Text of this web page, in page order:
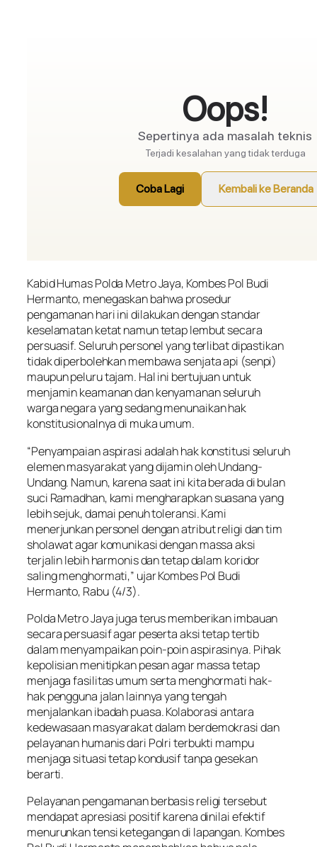
Kabid Humas Polda Metro Jaya, Kombes Pol Budi
Hermanto, menegaskan bahwa prosedur
pengamanan hari ini dilakukan dengan standar
keselamatan ketat namun tetap lembut secara
persuasif. Seluruh personel yang terlibat dipastikan
tidak diperbolehkan membawa senjata api (senpi)
maupun peluru tajam. Hal ini bertujuan untuk
menjamin keamanan dan kenyamanan seluruh
warga negara yang sedang menunaikan hak
konstitusionalnya di muka umum.
“Penyampaian aspirasi adalah hak konstitusi seluruh
elemen masyarakat yang dijamin oleh Undang-
Undang. Namun, karena saat ini kita berada di bulan
suci Ramadhan, kami mengharapkan suasana yang
lebih sejuk, damai penuh toleransi. Kami
menerjunkan personel dengan atribut religi dan tim
sholawat agar komunikasi dengan massa aksi
terjalin lebih harmonis dan tetap dalam koridor
saling menghormati,” ujar Kombes Pol Budi
Hermanto, Rabu (4/3).
Polda Metro Jaya juga terus memberikan imbauan
secara persuasif agar peserta aksi tetap tertib
dalam menyampaikan poin-poin aspirasinya. Pihak
kepolisian menitipkan pesan agar massa tetap
menjaga fasilitas umum serta menghormati hak-
hak pengguna jalan lainnya yang tengah
menjalankan ibadah puasa. Kolaborasi antara
kedewasaan masyarakat dalam berdemokrasi dan
pelayanan humanis dari Polri terbukti mampu
menjaga situasi tetap kondusif tanpa gesekan
berarti.
Pelayanan pengamanan berbasis religi tersebut
mendapat apresiasi positif karena dinilai efektif
menurunkan tensi ketegangan di lapangan. Kombes